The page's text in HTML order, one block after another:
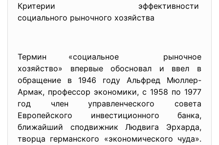
Критерии эффективности
социального рыночного хозяйства
Термин «социальное рыночное
хозяйство» впервые обосновал и ввел в
обращение в 1946 году Альфред Мюллер-
Армак, профессор экономики, с 1958 по 1977
год член управленческого совета
Европейского инвестиционного банка,
ближайший сподвижник Людвига Эрхарда,
творца германского «экономического чуда».